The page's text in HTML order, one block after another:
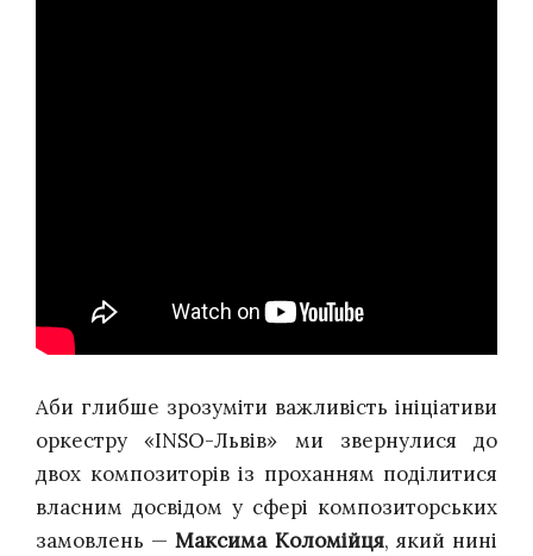
Аби глибше зрозуміти важливість ініціативи
оркестру «INSO-Львів» ми звернулися до
двох композиторів із проханням поділитися
власним досвідом у сфері композиторських
замовлень —Максима Коломійця, який нині